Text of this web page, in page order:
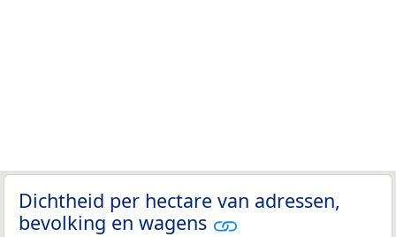
Dichtheid per hectare van adressen,
bevolking en wagens